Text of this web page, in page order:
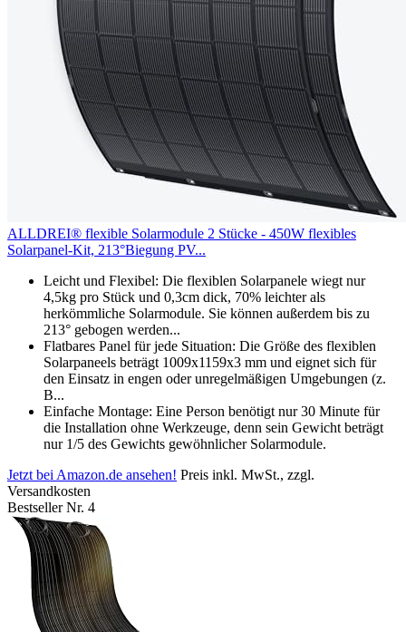
ALLDREI® flexible Solarmodule 2 Stücke - 450W flexibles
Solarpanel-Kit, 213°Biegung PV...
Leicht und Flexibel: Die flexiblen Solarpanele wiegt nur
4,5kg pro Stück und 0,3cm dick, 70% leichter als
herkömmliche Solarmodule. Sie können außerdem bis zu
213° gebogen werden...
Flatbares Panel für jede Situation: Die Größe des flexiblen
Solarpaneels beträgt 1009x1159x3 mm und eignet sich für
den Einsatz in engen oder unregelmäßigen Umgebungen (z.
B...
Einfache Montage: Eine Person benötigt nur 30 Minute für
die Installation ohne Werkzeuge, denn sein Gewicht beträgt
nur 1/5 des Gewichts gewöhnlicher Solarmodule.
Jetzt bei Amazon.de ansehen! Preis inkl. MwSt., zzgl.
Versandkosten
Bestseller Nr. 4